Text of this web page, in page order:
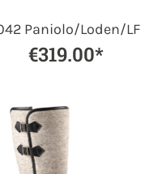
Paniolo/Loden/LF
€319.00*